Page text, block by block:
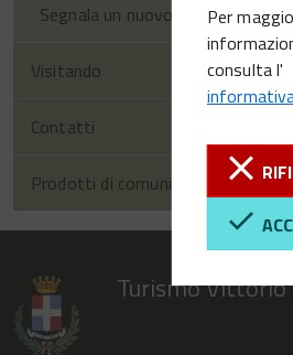
Per
consulta l'
Segnala un nuovo evento
Visitando
Contatti
Prodotti di comunicazione
Turismo Vittorio